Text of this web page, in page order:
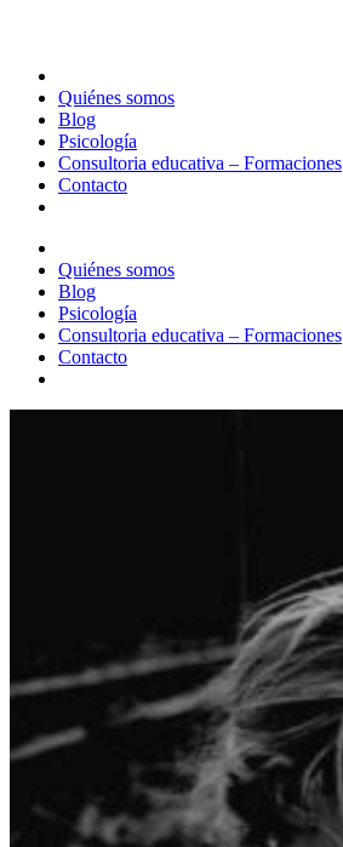
Quiénes somos
Blog
Psicología
Consultoria educativa – Formaciones
Contacto
Quiénes somos
Blog
Psicología
Consultoria educativa – Formaciones
Contacto